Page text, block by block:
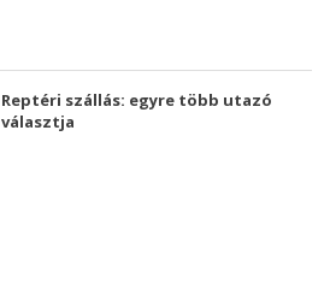
Reptéri szállás: egyre több utazó
választja